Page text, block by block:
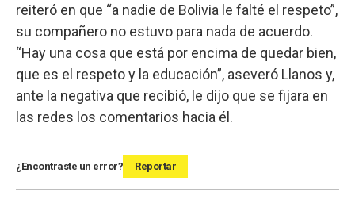
reiteró en que “a nadie de Bolivia le falté el respeto”,
su compañero no estuvo para nada de acuerdo.
“Hay una cosa que está por encima de quedar bien,
que es el respeto y la educación”, aseveró Llanos y,
ante la negativa que recibió, le dijo que se fijara en
las redes los comentarios hacia él.
¿Encontraste un error? Reportar